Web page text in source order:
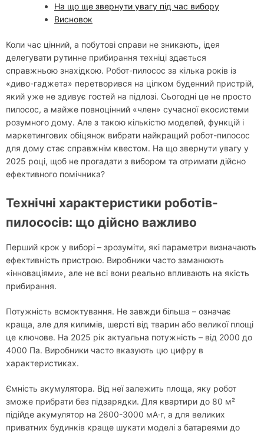
На що ще звернути увагу під час вибору
Висновок
Коли час цінний, а побутові справи не зникають, ідея
делегувати рутинне прибирання техніці здається
справжньою знахідкою. Робот-пилосос за кілька років із
«диво-гаджета» перетворився на цілком буденний пристрій,
який уже не здивує гостей на підлозі. Сьогодні це не просто
пилосос, а майже повноцінний «член» сучасної екосистеми
розумного дому. Але з такою кількістю моделей, функцій і
маркетингових обіцянок вибрати найкращий робот-пилосос
для дому стає справжнім квестом. На що звернути увагу у
2025 році, щоб не прогадати з вибором та отримати дійсно
ефективного помічника?
Технічні характеристики роботів-
пилососів: що дійсно важливо
Перший крок у виборі – зрозуміти, які параметри визначають
ефективність пристрою. Виробники часто заманюють
«інноваціями», але не всі вони реально впливають на якість
прибирання.
Потужність всмоктування. Не завжди більша – означає
краща, але для килимів, шерсті від тварин або великої площі
це ключове. На 2025 рік актуальна потужність – від 2000 до
4000 Па. Виробники часто вказують цю цифру в
характеристиках.
Ємність акумулятора. Від неї залежить площа, яку робот
зможе прибрати без підзарядки. Для квартири до 80 м²
підійде акумулятор на 2600-3000 мА·г, а для великих
приватних будинків краще шукати моделі з батареями до